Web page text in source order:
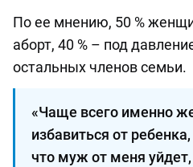
По ее мнению, 50 %
аборт, 40 % – под
остальных членов семьи.
«Чаще всего именно
избавиться от
что муж от меня